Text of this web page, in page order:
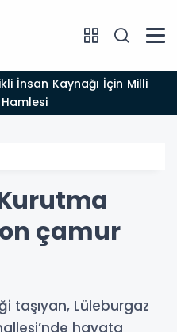
çamur
taşıyan, Lüleburgaz